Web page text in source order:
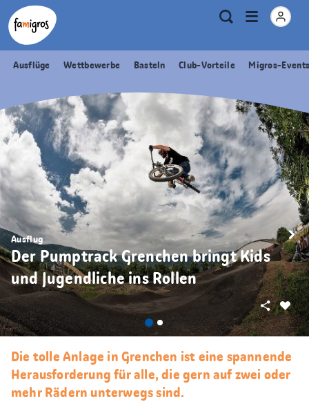
Sprungmarken
Navigation
Header
Logo
Meta
Navigation
Suche
Menu
öffnen
Ausflüge Wettbewerbe Basteln Club-Vorteile Migros-
Ausflug
Der Pumptrack Grenchen bringt Kids
und Jugendliche ins Rollen
Als
Teilen
Die tolle Anlage in Grenchen ist eine spannende
Herausforderung für alle, die gern auf zwei oder
mehr Rädern unterwegs sind.